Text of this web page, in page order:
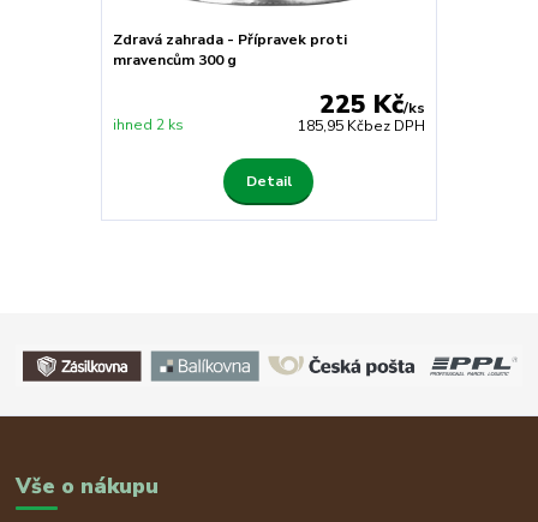
Zdravá zahrada - Přípravek proti
mravencům 300 g
225 Kč/ks
185,95 Kčbez DPH
ihned 2 ks
Detail
Vše o nákupu